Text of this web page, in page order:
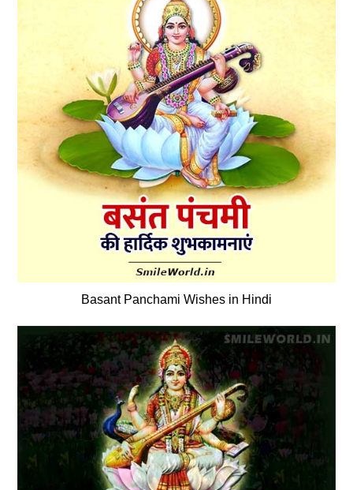
Basant Panchami Wishes in Hindi